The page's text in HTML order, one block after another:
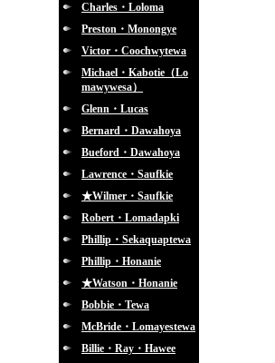
Charles・Loloma
Preston・Monongye
Victor・Coochwytewa
Michael・Kabotie（Lo
mawywesa）
Glenn・Lucas
Bernard・Dawahoya
Bueford・Dawahoya
Lawrence・Saufkie
★Wilmer・Saufkie
Robert・Lomadapki
Phillip・Sekaquaptewa
Phillip・Honanie
★Watson・Honanie
Bobbie・Tewa
McBride・Lomayestewa
Billie・Ray・Hawee